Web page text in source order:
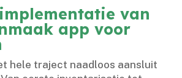
van
app voor
hele traject naadloos aansluit